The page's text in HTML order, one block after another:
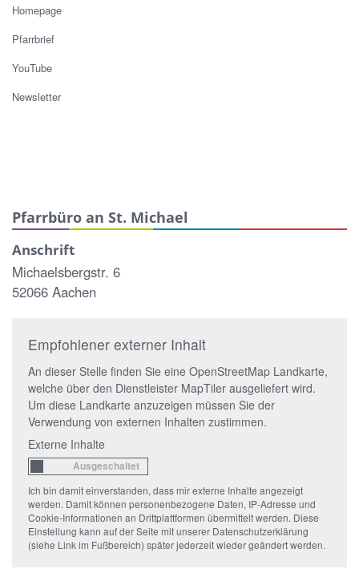
Homepage
Pfarrbrief
YouTube
Newsletter
Pfarrbüro an St. Michael
Anschrift
Michaelsbergstr. 6
52066 Aachen
Empfohlener externer Inhalt
An dieser Stelle finden Sie eine OpenStreetMap Landkarte,
welche über den Dienstleister MapTiler ausgeliefert wird.
Um diese Landkarte anzuzeigen müssen Sie der
Verwendung von externen Inhalten zustimmen.
Externe Inhalte
Ich bin damit einverstanden, dass mir externe Inhalte angezeigt
werden. Damit können personenbezogene Daten, IP-Adresse und
Cookie-Informationen an Drittplattformen übermittelt werden. Diese
Einstellung kann auf der Seite mit unserer Datenschutzerklärung
(siehe Link im Fußbereich) später jederzeit wieder geändert werden.